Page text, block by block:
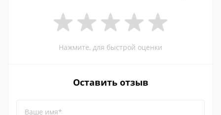
Нажмите, для быстрой оценки
Оставить отзыв
Ваше имя*